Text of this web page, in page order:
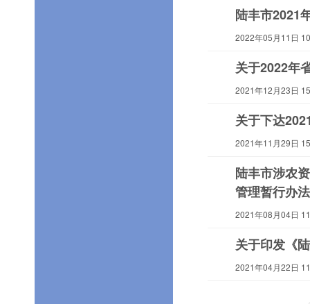
陆丰市2021
2022年05月11日
关于2022年
2021年12月23日
关于下达
2021年11月29日
陆丰市涉农
管理暂行办
2021年08月04日
关于印发《
2021年04月22日